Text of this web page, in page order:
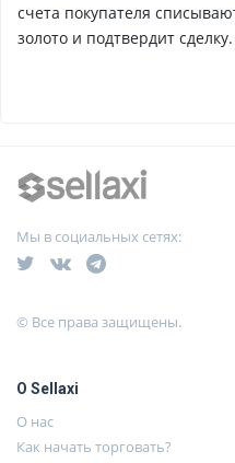
счета покупателя
золото и подтвердит сделку.
Мы в социальных сетях:
© Все права защищены.
О Sellaxi
О нас
Как начать торговать?